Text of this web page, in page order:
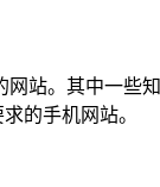
站。其中一些
的手机网站。